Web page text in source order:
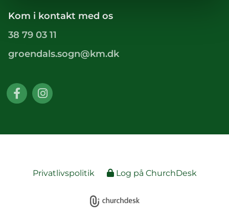
Kom i kontakt med os
38 79 03 11
groendals.sogn@km.dk
Privatlivspolitik Log på ChurchDesk